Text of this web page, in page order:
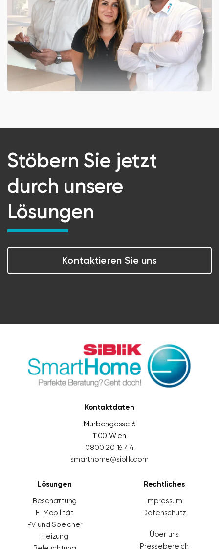
Stöbern Sie jetzt
durch unsere
Lösungen
Kontaktieren Sie uns
Kontaktdaten
Murbangasse 6
1100 Wien
0800 20 16 44
smarthome@siblik.com
Lösungen
Beschattung
E-Mobilität
PV und Speicher
Heizung
Rechtliches
Impressum
Datenschutz
Über uns
Pressebereich